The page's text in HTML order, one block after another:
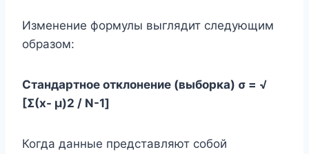
Изменение формулы выглядит следующим
образом:
Стандартное отклонение (выборка) σ = √
[Σ(x- μ)2 / N-1]
Когда данные представляют собой